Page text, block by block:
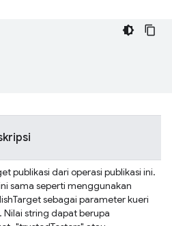
publikasi dari operasi publikasi ini.
sama seperti menggunakan
sebagai parameter kueri
Nilai string dapat berupa